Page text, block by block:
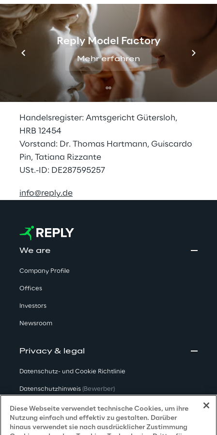
Reply Model Factory
Mehr erfahren
Datenschutzerklärung
Reply Deutschland SE
Bartholomäusweg 26
33334 Gütersloh
Deutschland
Tel. +49 5241 5009-0
Handelsregister: Amtsgericht Gütersloh,
HRB 12454
Vorstand: Dr. Thomas Hartmann, Guiscardo
Pin, Tatiana Rizzante
USt.-ID: DE287595257
info@reply.de
We are
Company Profile
Offices
Investors
Newsroom
Privacy & legal
Datenschutz- und Cookie Richtlinie
Datenschutzhinweis (Bewerber)
Datenschutzhinweis(Kunden)
Datenschutzhinweis (Dienstleister)
Diese Webseite verwendet technische Cookies, um ihre
Nutzung einfach und effektiv zu gestalten. Darüber
hinaus verwendet sie nach ausdrücklicher Zustimmung